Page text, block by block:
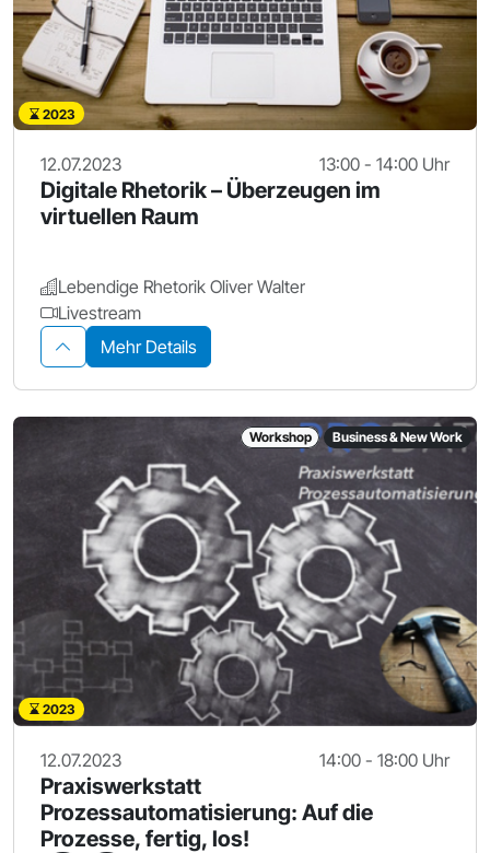
2023
12.07.2023 13:00 - 14:00 Uhr
Digitale Rhetorik – Überzeugen im
virtuellen Raum
Lebendige Rhetorik Oliver Walter
Livestream
Mehr Details
Workshop Business & New Work
2023
12.07.2023 14:00 - 18:00 Uhr
Praxiswerkstatt
Prozessautomatisierung: Auf die
Prozesse, fertig, los!